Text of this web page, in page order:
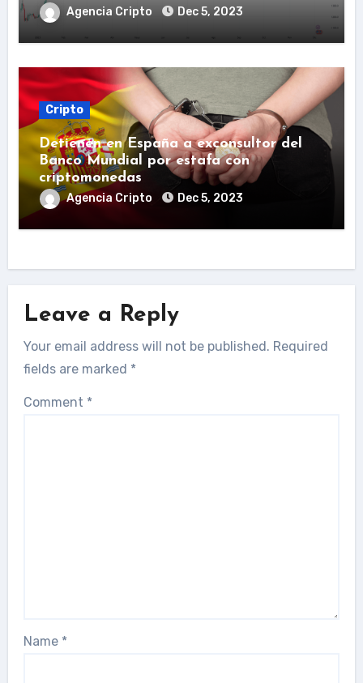
Agencia Cripto Dec 5, 2023
Cripto
Detienen en España a exconsultor del
Banco Mundial por estafa con
criptomonedas
Agencia Cripto Dec 5, 2023
Leave a Reply
Your email address will not be published. Required
fields are marked *
Comment *
Name *